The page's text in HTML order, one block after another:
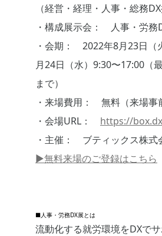
（経営・経理・人事・総務DX
・構成展示会： 人事・労務
・会期： 2022年8月23日（
月24日（水）9:30〜17:00（
まで）
・来場費用： 無料（来場事
・会場URL： https://
・主催： ブティックス株式
▶︎無料来場のご登録はこちら
■人事・労務DX展とは
流動化する就労環境をDXで